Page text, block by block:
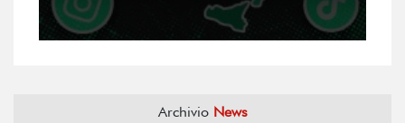
Archivio News